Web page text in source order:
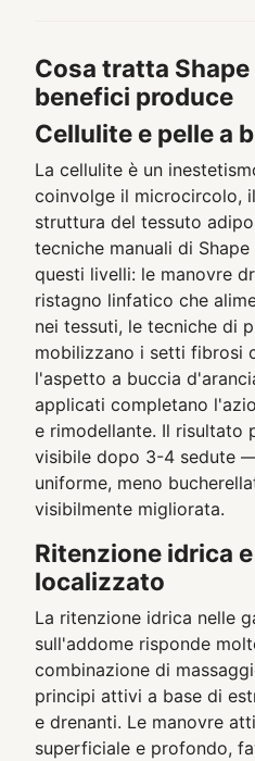
Cosa tratta
benefici produce
Cellulite e pelle a
La cellulite è un
coinvolge il microcircolo,
struttura del tessuto
tecniche manuali di
questi livelli: le manovre
ristagno linfatico che
nei tessuti, le tecniche di
mobilizzano i setti fibrosi
l'aspetto a buccia
applicati completano
e rimodellante. Il risultato
visibile dopo 3-4 sedute
uniforme, meno
visibilmente migliorata.
Ritenzione idrica
localizzato
La ritenzione idrica nelle
sull'addome risponde
combinazione di
principi attivi a base di
e drenanti. Le manovre
superficiale e profondo,